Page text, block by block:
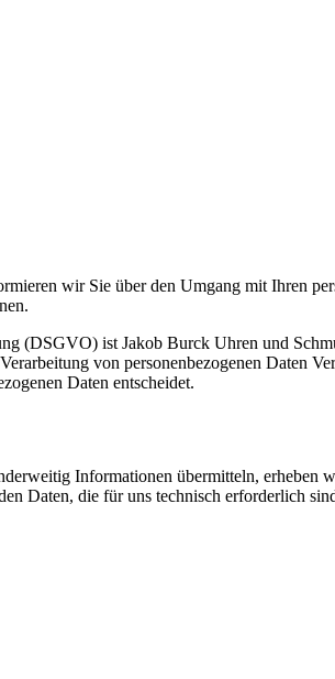
wir Sie über den Umgang mit Ihren
(DSGVO) ist Jakob Burck Uhren und
von personenbezogenen Daten
Daten entscheidet.
Informationen übermitteln, erheben
Daten, die für uns technisch erforderlich